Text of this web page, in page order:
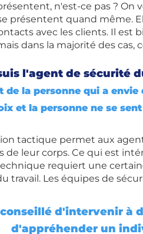
n'est-ce pas ? On
présentent quand même.
avec les clients. Il est
dans la majorité des cas,
l'agent de sécurité
de la personne qui a
et la personne ne se
tactique permet aux
de leur corps. Ce qui est
requiert une
travail. Les équipes de
d'intervenir à
d'appréhender un